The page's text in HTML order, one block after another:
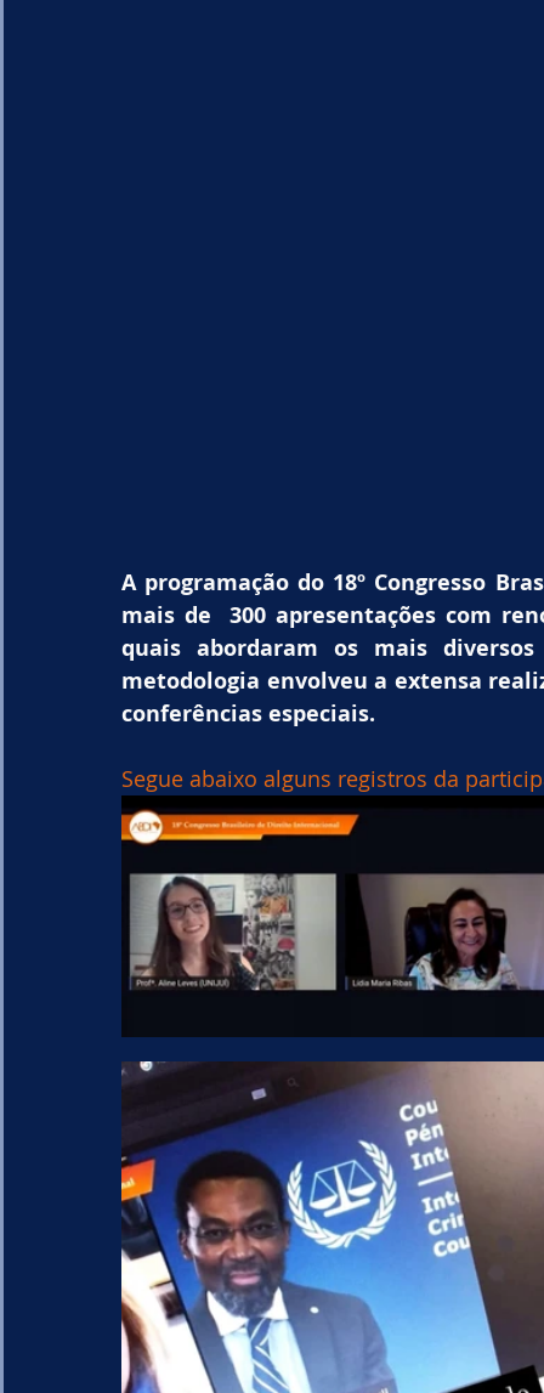
A programação do 18º Congresso
mais de  300 apresentações com
quais abordaram os mais
metodologia envolveu a extensa
conferências especiais.
Segue abaixo alguns registros da